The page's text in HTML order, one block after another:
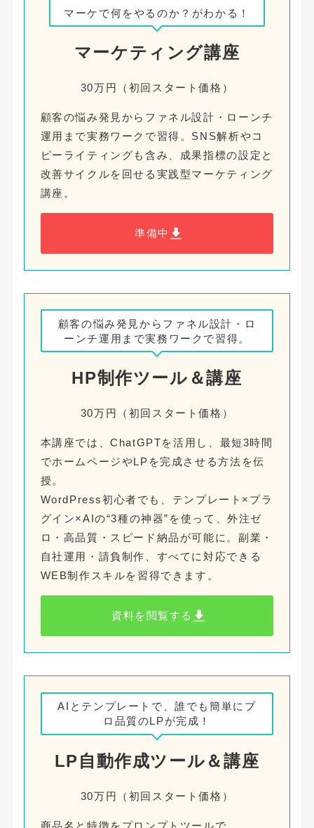
マーケで何をやるのか？がわかる！
マーケティング講座
30万円（初回スタート価格）
顧客の悩み発見からファネル設計・ローンチ
運用まで実務ワークで習得。SNS解析やコ
ピーライティングも含み、成果指標の設定と
改善サイクルを回せる実践型マーケティング
講座。
準備中
顧客の悩み発見からファネル設計・ロ
ーンチ運用まで実務ワークで習得。
HP制作ツール＆講座
30万円（初回スタート価格）
本講座では、ChatGPTを活用し、最短3時間
でホームページやLPを完成させる方法を伝
授。
WordPress初心者でも、テンプレート×プラ
グイン×AIの“3種の神器”を使って、外注ゼ
ロ・高品質・スピード納品が可能に。副業・
自社運用・請負制作、すべてに対応できる
WEB制作スキルを習得できます。
資料を閲覧する
AIとテンプレートで、誰でも簡単にプ
ロ品質のLPが完成！
LP自動作成ツール＆講座
30万円（初回スタート価格）
商品名と特徴をプロンプトツールで